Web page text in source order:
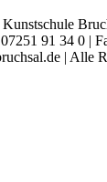
91 34 0 |
| Alle